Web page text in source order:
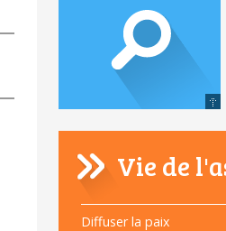
Navigation
Vie de
Diffuser la paix